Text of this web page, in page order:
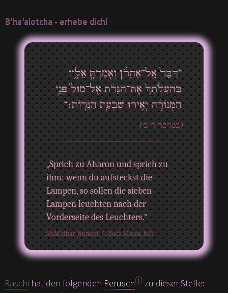
B’ha’alotcha - erhebe dich!
”דַּבֵּר֙ אֶֽל־אַהֲרֹ֔ן וְאָמַרְתָּ֖ אֵלָ֑יו
בְּהַעֲלֹֽתְךָ֙ אֶת־הַנֵּרֹ֔ת אֶל־מוּל֙ פְּנֵ֣י
הַמְּנוֹרָ֔ה יָאִ֖ירוּ שִׁבְעַ֥ת הַנֵּרֽוֹת׃“
(במדבר ח' ב')
„Sprich zu Aharon und sprich zu
ihm: wenn du aufsteckst die
Lampen, so sollen die sieben
Lampen leuchten nach der
Vorderseite des Leuchters.“
(BaMidbar, Numeri, 4. Buch Moses, 8:2)
Raschi hat den folgenden Peruschⓘzu dieser Stelle: